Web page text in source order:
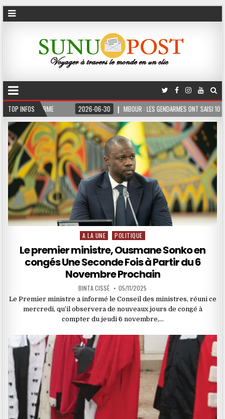
TOP INFOS
FERME 2026-06-30 MBOUR : LES GENDARMES ONT SAISI 10 KG DE
Posted
in
A LA UNE POLITIQUE
Le premier ministre, Ousmane Sonko en
congés Une Seconde Fois à Partir du 6
Novembre Prochain
BINTA CISSÉ 05/11/2025
Le Premier ministre a informé le Conseil des ministres, réuni ce
mercredi, qu’il observera de nouveaux jours de congé à
compter du jeudi 6 novembre,…